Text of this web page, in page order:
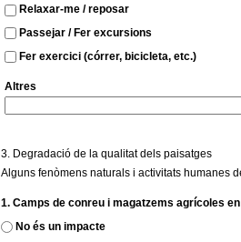
Relaxar-me / reposar
Passejar / Fer excursions
Fer exercici (córrer, bicicleta, etc.)
Altres
3. Degradació de la qualitat dels paisatges
Alguns fenòmens naturals i activitats humanes
1. Camps de conreu i magatzems agrícoles
No és un impacte